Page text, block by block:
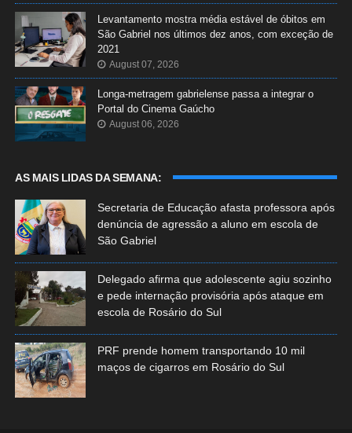
Levantamento mostra média estável de óbitos em
São Gabriel nos últimos dez anos, com exceção de
2021
August 07, 2026
Longa-metragem gabrielense passa a integrar o
Portal do Cinema Gaúcho
August 06, 2026
AS MAIS LIDAS DA SEMANA:
Secretaria de Educação afasta professora após
denúncia de agressão a aluno em escola de
São Gabriel
Delegado afirma que adolescente agiu sozinho
e pede internação provisória após ataque em
escola de Rosário do Sul
PRF prende homem transportando 10 mil
maços de cigarros em Rosário do Sul